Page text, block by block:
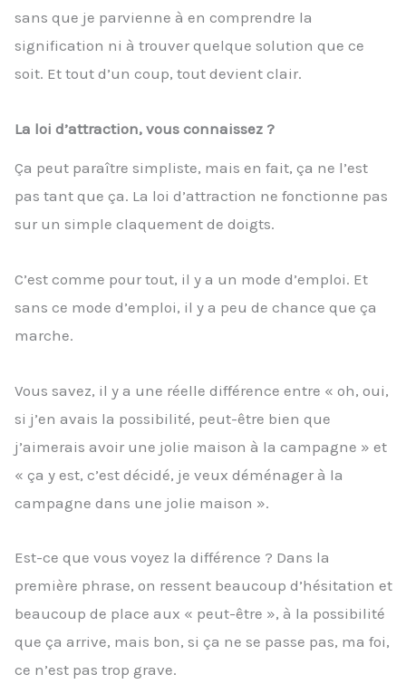
sans que je parvienne à en comprendre la
signification ni à trouver quelque solution que ce
soit. Et tout d’un coup, tout devient clair.
La loi d’attraction, vous connaissez ?
Ça peut paraître simpliste, mais en fait, ça ne l’est
pas tant que ça. La loi d’attraction ne fonctionne pas
sur un simple claquement de doigts.
C’est comme pour tout, il y a un mode d’emploi. Et
sans ce mode d’emploi, il y a peu de chance que ça
marche.
Vous savez, il y a une réelle différence entre « oh, oui,
si j’en avais la possibilité, peut-être bien que
j’aimerais avoir une jolie maison à la campagne » et
« ça y est, c’est décidé, je veux déménager à la
campagne dans une jolie maison ».
Est-ce que vous voyez la différence ? Dans la
première phrase, on ressent beaucoup d’hésitation et
beaucoup de place aux « peut-être », à la possibilité
que ça arrive, mais bon, si ça ne se passe pas, ma foi,
ce n’est pas trop grave.